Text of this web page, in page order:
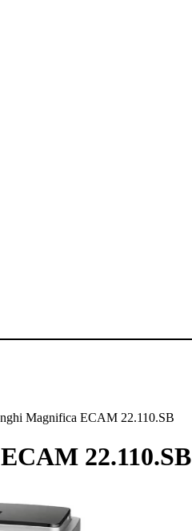
Magnifica ECAM 22.110.SB
22.110.SB